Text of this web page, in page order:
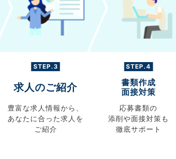
STEP.3
求人のご紹介
豊富な求人情報から、
あなたに合った求人を
ご紹介
STEP.4
書類作成
面接対策
応募書類の
添削や面接対策も
徹底サポート